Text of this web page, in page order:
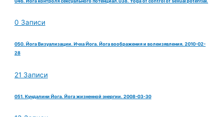
0 Записи
050. Йога Визуализации. Ичха Йога. Йога воображения и волеизявления. 2010-02-
28
21 Записи
051. Кундалини Йога. Йога жизненной энергии. 2008-03-30